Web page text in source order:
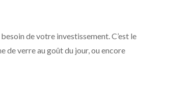
de votre investissement. C’est le
de verre au goût du jour, ou encore